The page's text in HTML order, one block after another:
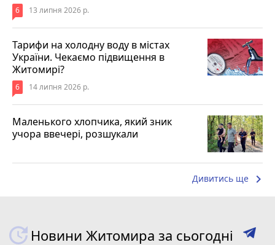
6 13 липня 2026 р.
Тарифи на холодну воду в містах
України. Чекаємо підвищення в
Житомирі?
6 14 липня 2026 р.
Маленького хлопчика, який зник
учора ввечері, розшукали
Дивитись ще keyboard_arrow_right
Новини Житомира за сьогодні